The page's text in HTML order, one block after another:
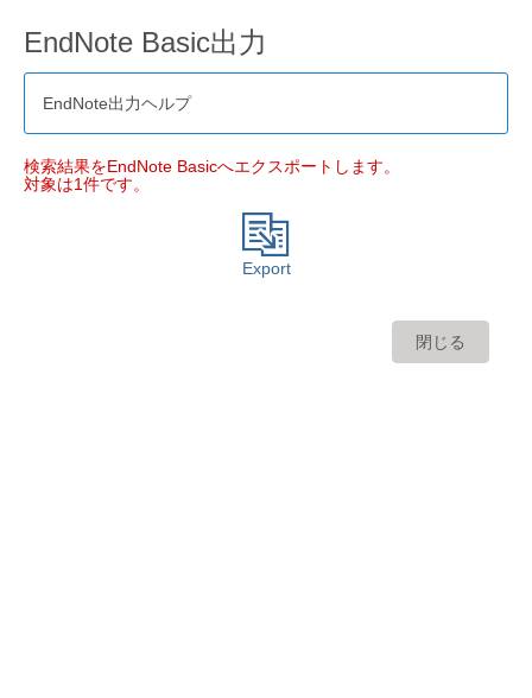
EndNote Basic出力
EndNote出力ヘルプ
検索結果をEndNote Basicへエクスポートします。
対象は1件です。
Export